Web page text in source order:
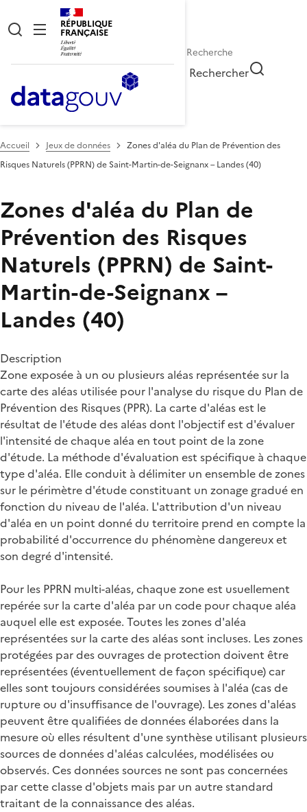
RÉPUBLIQUE
FRANÇAISE
Rechercher
Accueil Jeux de données
Zones d'aléa du Plan de Prévention des
Risques Naturels (PPRN) de Saint-Martin-de-Seignanx – Landes (40)
Zones d'aléa du Plan de
Prévention des Risques
Naturels (PPRN) de Saint-
Martin-de-Seignanx –
Landes (40)
Description
Zone exposée à un ou plusieurs aléas représentée sur la
carte des aléas utilisée pour l'analyse du risque du Plan de
Prévention des Risques (PPR). La carte d'aléas est le
résultat de l'étude des aléas dont l'objectif est d'évaluer
l'intensité de chaque aléa en tout point de la zone
d'étude. La méthode d'évaluation est spécifique à chaque
type d'aléa. Elle conduit à délimiter un ensemble de zones
sur le périmètre d'étude constituant un zonage gradué en
fonction du niveau de l'aléa. L'attribution d'un niveau
d'aléa en un point donné du territoire prend en compte la
probabilité d'occurrence du phénomène dangereux et
son degré d'intensité.
Pour les PPRN multi-aléas, chaque zone est usuellement
repérée sur la carte d'aléa par un code pour chaque aléa
auquel elle est exposée. Toutes les zones d'aléa
représentées sur la carte des aléas sont incluses. Les zones
protégées par des ouvrages de protection doivent être
représentées (éventuellement de façon spécifique) car
elles sont toujours considérées soumises à l'aléa (cas de
rupture ou d'insuffisance de l'ouvrage). Les zones d'aléas
peuvent être qualifiées de données élaborées dans la
mesure où elles résultent d'une synthèse utilisant plusieurs
sources de données d'aléas calculées, modélisées ou
observés. Ces données sources ne sont pas concernées
par cette classe d'objets mais par un autre standard
traitant de la connaissance des aléas.